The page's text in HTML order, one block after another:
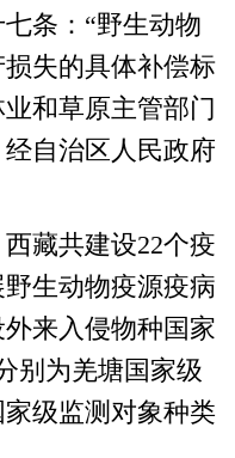
条：“野生动物
失的具体补偿标
和草原主管部门
自治区人民政府
藏共建设22个疫
生动物疫源疫病
来入侵物种国家
别为羌塘国家级
级监测对象种类